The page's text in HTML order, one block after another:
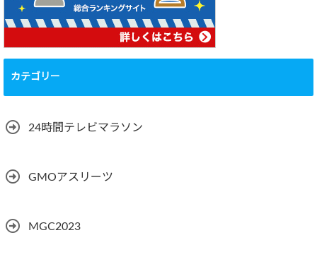
カテゴリー
24時間テレビマラソン
GMOアスリーツ
MGC2023